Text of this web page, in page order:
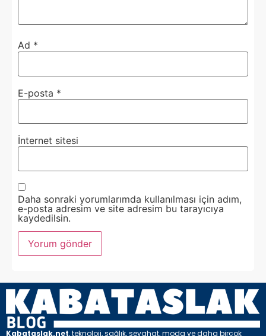
Ad *
E-posta *
İnternet sitesi
Daha sonraki yorumlarımda kullanılması için adım,
e-posta adresim ve site adresim bu tarayıcıya
kaydedilsin.
Kabataslak.net, teknoloji, sağlık, seyahat, moda ve daha birçok